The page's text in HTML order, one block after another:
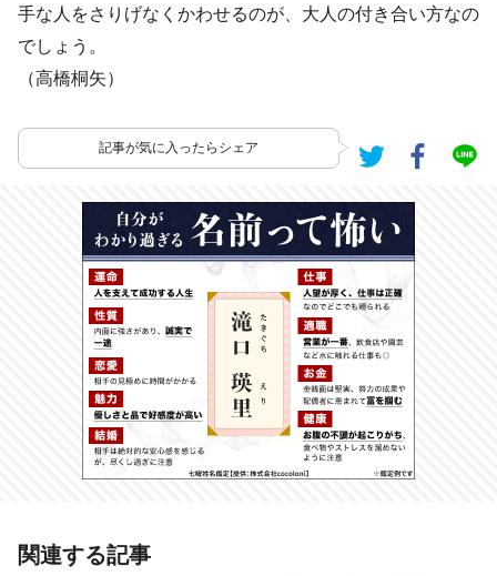
手な人をさりげなくかわせるのが、大人の付き合い方なの
でしょう。
（高橋桐矢）
記事が気に入ったらシェア
あわせて読みたい記事
関連する記事